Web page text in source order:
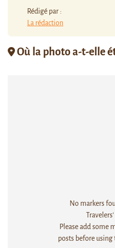
Rédigé par :
La rédaction
Où la photo a-t-elle
No markers
Travelers'
Please add some
posts before using